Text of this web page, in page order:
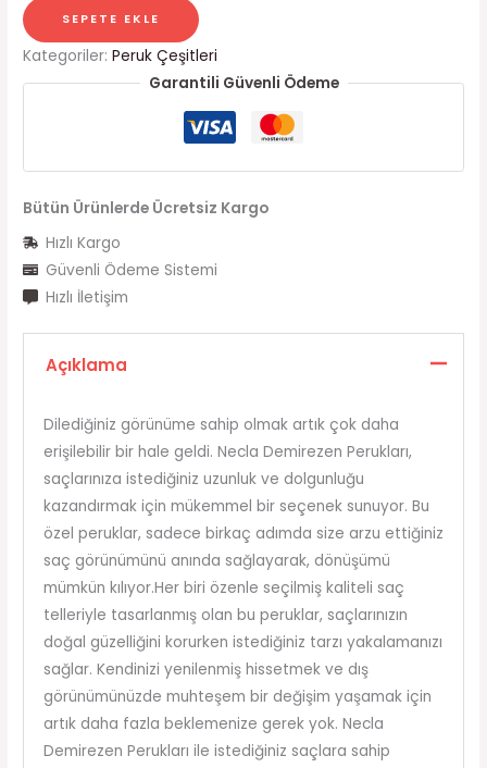
SEPETE EKLE
Kategoriler:Peruk Çeşitleri
Garantili Güvenli Ödeme
Bütün Ürünlerde Ücretsiz Kargo
Hızlı Kargo
Güvenli Ödeme Sistemi
Hızlı İletişim
Açıklama
Dilediğiniz görünüme sahip olmak artık çok daha
erişilebilir bir hale geldi. Necla Demirezen Perukları,
saçlarınıza istediğiniz uzunluk ve dolgunluğu
kazandırmak için mükemmel bir seçenek sunuyor. Bu
özel peruklar, sadece birkaç adımda size arzu ettiğiniz
saç görünümünü anında sağlayarak, dönüşümü
mümkün kılıyor.Her biri özenle seçilmiş kaliteli saç
telleriyle tasarlanmış olan bu peruklar, saçlarınızın
doğal güzelliğini korurken istediğiniz tarzı yakalamanızı
sağlar. Kendinizi yenilenmiş hissetmek ve dış
görünümünüzde muhteşem bir değişim yaşamak için
artık daha fazla beklemenize gerek yok. Necla
Demirezen Perukları ile istediğiniz saçlara sahip